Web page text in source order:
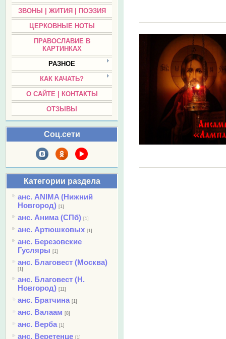
ЗВОНЫ | ЖИТИЯ | ПОЭЗИЯ
ЦЕРКОВНЫЕ НОТЫ
ПРАВОСЛАВИЕ В
КАРТИНКАХ
РАЗНОЕ
КАК КАЧАТЬ?
О САЙТЕ | КОНТАКТЫ
ОТЗЫВЫ
Соц.сети
Категории раздела
анс. ANIMA (Нижний
Новгород) [1]
анс. Анима (СПб) [1]
анс. Артюшковых [1]
анс. Березовские
Гусляры [1]
анс. Благовест (Москва)
[1]
анс. Благовест (Н.
Новгород) [11]
анс. Братчина [1]
анс. Валаам [8]
анс. Верба [1]
анс. Веретенце [1]